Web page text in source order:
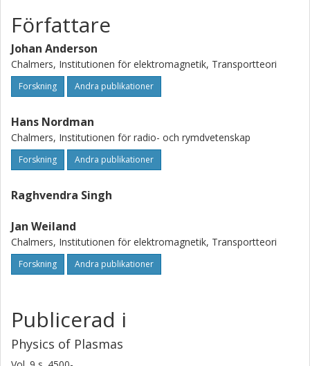
Författare
Johan Anderson
Chalmers, Institutionen för elektromagnetik, Transportteori
Forskning Andra publikationer
Hans Nordman
Chalmers, Institutionen för radio- och rymdvetenskap
Forskning Andra publikationer
Raghvendra Singh
Jan Weiland
Chalmers, Institutionen för elektromagnetik, Transportteori
Forskning Andra publikationer
Publicerad i
Physics of Plasmas